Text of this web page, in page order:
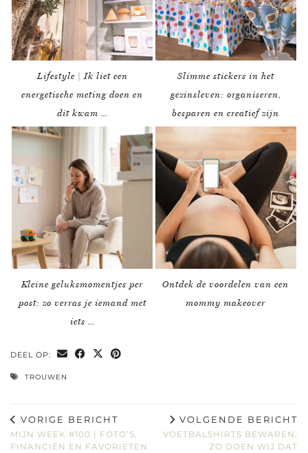
Lifestyle | Ik liet een
energetische meting doen en
dit kwam …
Slimme stickers in het
gezinsleven: organiseren,
besparen en creatief zijn
Kleine geluksmomentjes per
post: zo verras je iemand met
iets …
Ontdek de voordelen van een
mommy makeover
DEEL OP:
TROUWEN
VORIGE BERICHT
MIJN WEEK #100 | FOTO’S,
FINANCIËN EN FAVORIETEN
VOLGENDE BERICHT
VOETBALSHIRTS BEWAREN,
ZO DOEN WIJ DAT